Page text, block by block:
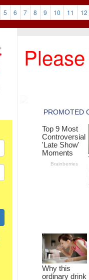
5 6 7 8 9 10 11 12